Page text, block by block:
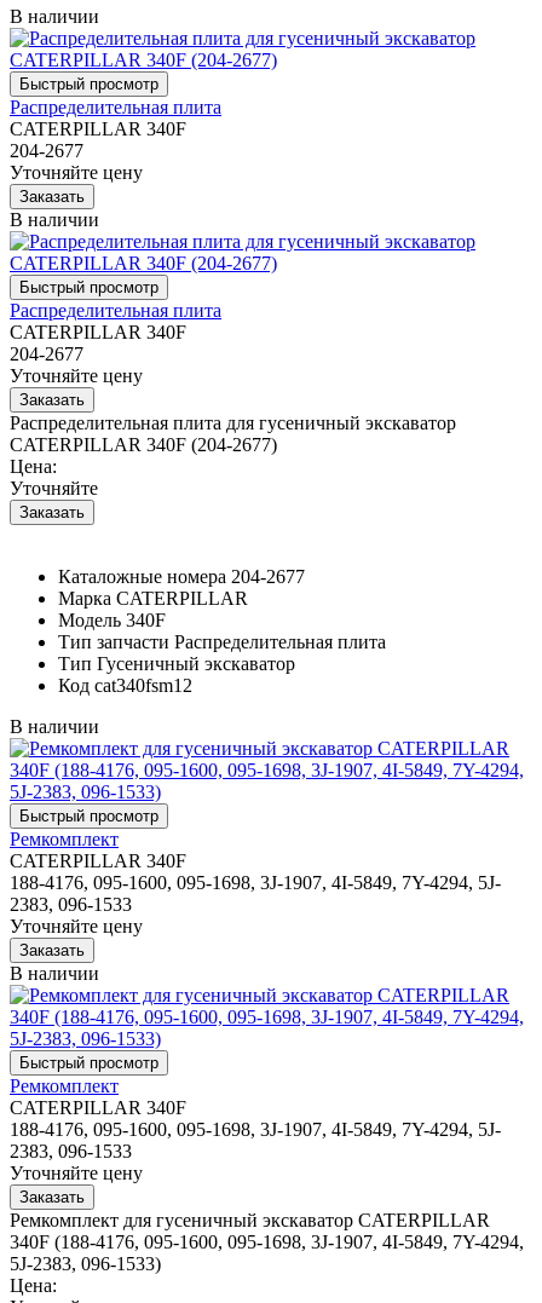
В наличии
Распределительная плита
CATERPILLAR 340F
204-2677
Уточняйте цену
В наличии
Распределительная плита
CATERPILLAR 340F
204-2677
Уточняйте цену
Распределительная плита для гусеничный экскаватор
CATERPILLAR 340F (204-2677)
Цена:
Уточняйте
Каталожные номера 204-2677
Марка CATERPILLAR
Модель 340F
Тип запчасти Распределительная плита
Тип Гусеничный экскаватор
Код cat340fsm12
В наличии
Ремкомплект
CATERPILLAR 340F
188-4176, 095-1600, 095-1698, 3J-1907, 4I-5849, 7Y-4294, 5J-
2383, 096-1533
Уточняйте цену
В наличии
Ремкомплект
CATERPILLAR 340F
188-4176, 095-1600, 095-1698, 3J-1907, 4I-5849, 7Y-4294, 5J-
2383, 096-1533
Уточняйте цену
Ремкомплект для гусеничный экскаватор CATERPILLAR
340F (188-4176, 095-1600, 095-1698, 3J-1907, 4I-5849, 7Y-4294,
5J-2383, 096-1533)
Цена: